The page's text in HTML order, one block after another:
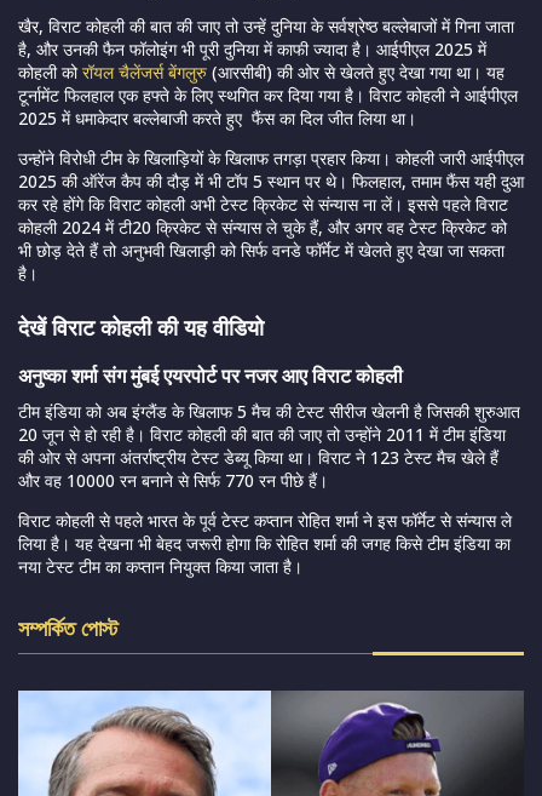
खैर, विराट कोहली की बात की जाए तो उन्हें दुनिया के सर्वश्रेष्ठ बल्लेबाजों में गिना जाता
है, और उनकी फैन फॉलोइंग भी पूरी दुनिया में काफी ज्यादा है। आईपीएल 2025 में
कोहली कोरॉयल चैलेंजर्स बेंगलुरु (आरसीबी) की ओर से खेलते हुए देखा गया था। यह
टूर्नामेंट फिलहाल एक हफ्ते के लिए स्थगित कर दिया गया है। विराट कोहली ने आईपीएल
2025 में धमाकेदार बल्लेबाजी करते हुए फैंस का दिल जीत लिया था।
उन्होंने विरोधी टीम के खिलाड़ियों के खिलाफ तगड़ा प्रहार किया। कोहली जारी आईपीएल
2025 की ऑरेंज कैप की दौड़ में भी टॉप 5 स्थान पर थे। फिलहाल, तमाम फैंस यही दुआ
कर रहे होंगे कि विराट कोहली अभी टेस्ट क्रिकेट से संन्यास ना लें। इससे पहले विराट
कोहली 2024 में टी20 क्रिकेट से संन्यास ले चुके हैं, और अगर वह टेस्ट क्रिकेट को
भी छोड़ देते हैं तो अनुभवी खिलाड़ी को सिर्फ वनडे फॉर्मेट में खेलते हुए देखा जा सकता
है।
देखें विराट कोहली की यह वीडियो
अनुष्का शर्मा संग मुंबई एयरपोर्ट पर नजर आए विराट कोहली
टीम इंडिया को अब इंग्लैंड के खिलाफ 5 मैच की टेस्ट सीरीज खेलनी है जिसकी शुरुआत
20 जून से हो रही है। विराट कोहली की बात की जाए तो उन्होंने 2011 में टीम इंडिया
की ओर से अपना अंतर्राष्ट्रीय टेस्ट डेब्यू किया था। विराट ने 123 टेस्ट मैच खेले हैं
और वह 10000 रन बनाने से सिर्फ 770 रन पीछे हैं।
विराट कोहली से पहले भारत के पूर्व टेस्ट कप्तान रोहित शर्मा ने इस फॉर्मेट से संन्यास ले
लिया है। यह देखना भी बेहद जरूरी होगा कि रोहित शर्मा की जगह किसे टीम इंडिया का
नया टेस्ट टीम का कप्तान नियुक्त किया जाता है।
সম্পর্কিত পোস্ট